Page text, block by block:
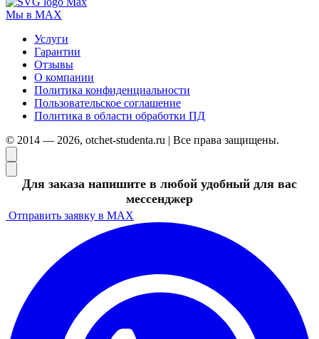
Мы в MAX
Услуги
Гарантии
Отзывы
О компании
Политика конфиденциальности
Пользовательское соглашение
Политика в области обработки ПД
© 2014 — 2026, otchet-studenta.ru | Все права защищены.
Для заказа напишите в любой удобный для вас
мессенджер
Отправить заявку в MAX